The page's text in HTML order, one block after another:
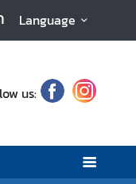
Language
us: